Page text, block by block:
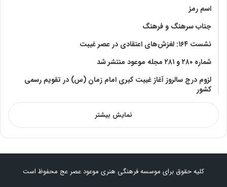
اسم رمز
جناب سرهنگ و فرهنگ
نشست ۱۶۴: لغزش‌های اعتقادی در عصر غیبت
شماره ۲۸۰ و ۲۸۱ مجله موعود منتشر شد
لزوم درج سالروز آغاز غیبت کبری امام زمان (س) در تقویم رسمی
کشور
نمایش بیشتر
کلیه حقوق برای موسسه فرهنگی هنری موعود عصر عج محفوظ است